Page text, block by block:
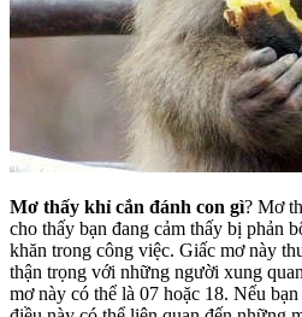
Mơ thấy khỉ cắn đánh con gì? Mơ
cho thấy bạn đang cảm thấy bị phản
khăn trong công việc. Giấc mơ này
thận trọng với những người xung
mơ này có thể là 07 hoặc 18. Nếu